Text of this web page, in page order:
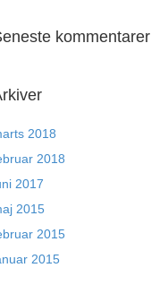
kommentarer
2018
2018
2017
2015
2015
2015